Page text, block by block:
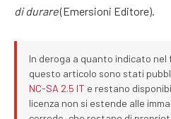
di durare(Emersioni Editore).
In deroga a quanto indicato
questo articolo sono stati
NC-SA 2.5 IT e restano
licenza non si estende alle